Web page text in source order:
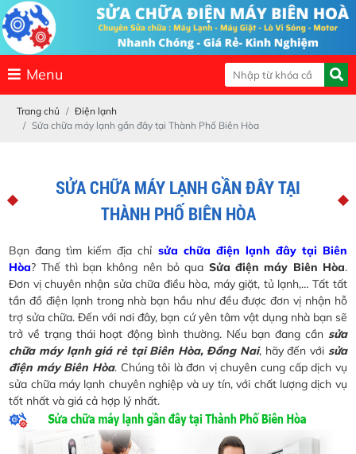
Menu
Trang chủ
Điện lạnh
Sửa chữa máy lạnh gần đây tại Thành Phố Biên Hòa
SỬA CHỮA MÁY LẠNH GẦN ĐÂY TẠI
THÀNH PHỐ BIÊN HÒA
Bạn đang tìm kiếm địa chỉ sửa chữa điện lạnh đây tại Biên
Hòa? Thế thì bạn không nên bỏ qua Sửa điện máy Biên Hòa.
Đơn vị chuyên nhận sửa chữa điều hòa, máy giặt, tủ lạnh,… Tất tất
tần đồ điện lạnh trong nhà bạn hầu như đều được đơn vị nhận hỗ
trợ sửa chữa. Đến với nơi đây, bạn cứ yên tâm vật dụng nhà bạn sẽ
trở về trạng thái hoạt động bình thường. Nếu bạn đang cần sửa
chữa máy lạnh giá rẻ tại Biên Hòa, Đồng Nai, hãy đến với sửa
điện máy Biên Hòa. Chúng tôi là đơn vị chuyên cung cấp dịch vụ
sửa chữa máy lạnh chuyên nghiệp và uy tín, với chất lượng dịch vụ
tốt nhất và giá cả hợp lý nhất.